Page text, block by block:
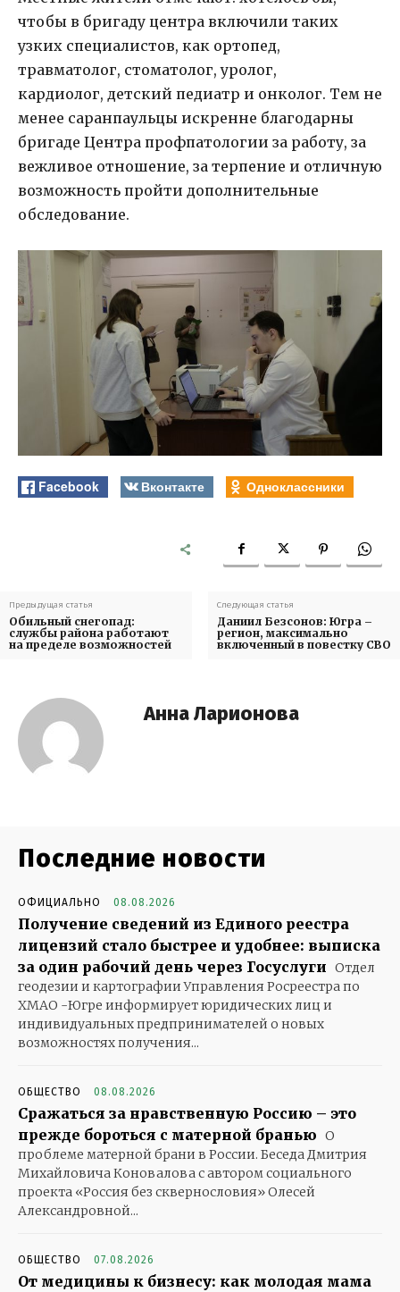
чтобы в бригаду центра включили таких
узких специалистов, как ортопед,
травматолог, стоматолог, уролог,
кардиолог, детский педиатр и онколог. Тем не
менее саранпаульцы искренне благодарны
бригаде Центра профпатологии за работу, за
вежливое отношение, за терпение и отличную
возможность пройти дополнительные
обследование.
Facebook Вконтакте Одноклассники
Предыдущая статья
Обильный снегопад:
службы района работают
на пределе возможностей
Следующая статья
Даниил Безсонов: Югра –
регион, максимально
включенный в повестку СВО
Анна Ларионова
Последние новости
ОФИЦИАЛЬНО 08.08.2026
Получение сведений из Единого реестра
лицензий стало быстрее и удобнее: выписка
за один рабочий день через Госуслуги Отдел
геодезии и картографии Управления Росреестра по
ХМАО -Югре информирует юридических лиц и
индивидуальных предпринимателей о новых
возможностях получения...
ОБЩЕСТВО 08.08.2026
Сражаться за нравственную Россию – это
прежде бороться с матерной бранью О
проблеме матерной брани в России. Беседа Дмитрия
Михайловича Коновалова с автором социального
проекта «Россия без сквернословия» Олесей
Александровной...
ОБЩЕСТВО 07.08.2026
От медицины к бизнесу: как молодая мама